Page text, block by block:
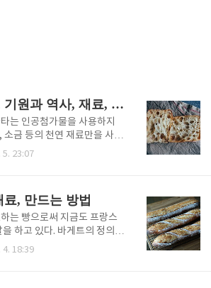
치아바타의 정의, 기원과 역사, 재료, 만드는 방법
는 인공첨가물을 사용하지
소금 등의 천연 재료만을 사용
1982년 이탈리아의 베네토
이탈리아 빵의 위상을 높이고
의 제빵 연구와 마케팅 노력
빵이기도 하다. 겉은 파삭하
는 햄, 치즈 등 간단한 속재
먹는 빵으로도 잘 알려져 있
5. 23:07
, 만드는 방법
는 빵으로써 지금도 프랑스
하고 있다. 바게트의 정의
스를 대표하는 빵이자 주식
4. 18:39